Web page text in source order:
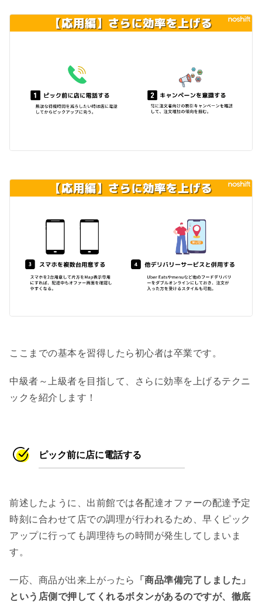
ここまでの基本を習得したら初心者は卒業です。
中級者～上級者を目指して、さらに効率を上げるテクニ
ックを紹介します！
ピック前に店に電話する
前述したように、出前館では各配達オファーの配達予定
時刻に合わせて店での調理が行われるため、早くピック
アップに行っても調理待ちの時間が発生してしまいま
す。
一応、商品が出来上がったら 「商品準備完了しました」
という店側で押してくれるボタンがあるのですが、徹底